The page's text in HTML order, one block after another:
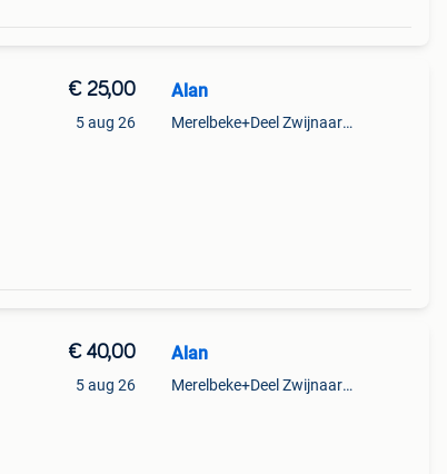
€ 25,00
5 aug 26
Alan
Merelbeke+Deel Zwijnaarde
€ 40,00
5 aug 26
Alan
Merelbeke+Deel Zwijnaarde